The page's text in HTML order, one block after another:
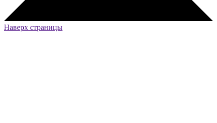
Наверх страницы